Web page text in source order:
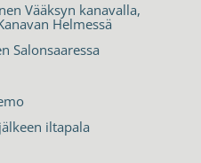
Vääksyn kanavalla,
Helmessä
iltapala